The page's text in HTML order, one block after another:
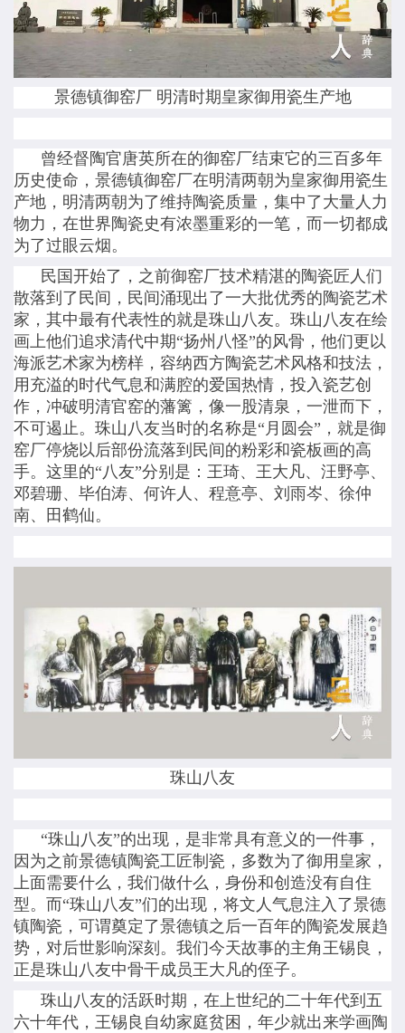
景德镇御窑厂 明清时期皇家御用瓷生产地
曾经督陶官唐英所在的御窑厂结束它的三百多年
历史使命，景德镇御窑厂在明清两朝为皇家御用瓷生
产地，明清两朝为了维持陶瓷质量，集中了大量人力
物力，在世界陶瓷史有浓墨重彩的一笔，而一切都成
为了过眼云烟。
民国开始了，之前御窑厂技术精湛的陶瓷匠人们
散落到了民间，民间涌现出了一大批优秀的陶瓷艺术
家，其中最有代表性的就是珠山八友。珠山八友在绘
画上他们追求清代中期“扬州八怪”的风骨，他们更以
海派艺术家为榜样，容纳西方陶瓷艺术风格和技法，
用充溢的时代气息和满腔的爱国热情，投入瓷艺创
作，冲破明清官窑的藩篱，像一股清泉，一泄而下，
不可遏止。珠山八友当时的名称是“月圆会”，就是御
窑厂停烧以后部份流落到民间的粉彩和瓷板画的高
手。这里的“八友”分别是：王琦、王大凡、汪野亭、
邓碧珊、毕伯涛、何许人、程意亭、刘雨岑、徐仲
南、田鹤仙。
珠山八友
“珠山八友”的出现，是非常具有意义的一件事，
因为之前景德镇陶瓷工匠制瓷，多数为了御用皇家，
上面需要什么，我们做什么，身份和创造没有自住
型。而“珠山八友”们的出现，将文人气息注入了景德
镇陶瓷，可谓奠定了景德镇之后一百年的陶瓷发展趋
势，对后世影响深刻。我们今天故事的主角王锡良，
正是珠山八友中骨干成员王大凡的侄子。
珠山八友的活跃时期，在上世纪的二十年代到五
六十年代，王锡良自幼家庭贫困，年少就出来学画陶